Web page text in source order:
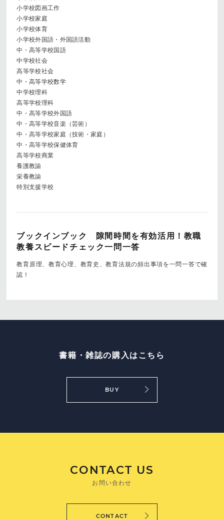
小学校図画工作
小学校家庭
小学校体育
小学校外国語・外国語活動
中・高等学校国語
中学校社会
高等学校社会
中・高等学校数学
中学校理科
高等学校理科
中・高等学校外国語
中・高等学校音楽（芸術）
中・高等学校家庭（技術・家庭）
中・高等学校保健体育
高等学校商業
養護教諭
栄養教諭
特別支援学校
ブックインブック 隙間時間を有効活用！教職
教養スピードチェック一問一答
教育原理、教育心理、教育史、教育法規の頻出事項を一問一答で確
認！
書籍・雑誌の購入はこちら
BUY
CONTACT US
お問い合わせ
CONTACT